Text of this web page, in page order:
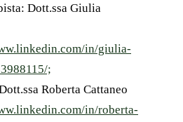
Dott.ssa Giulia
in/giulia-
;
Roberta Cattaneo
in/roberta-